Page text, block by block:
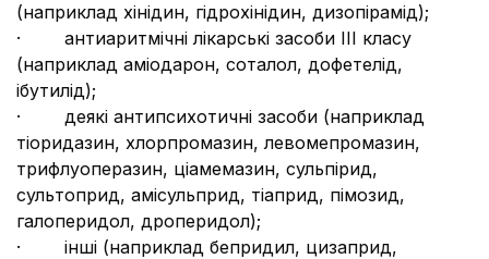
(наприклад хінідин, гідрохінідин, дизопірамід);
· антиаритмічні лікарські засоби ІІІ класу
(наприклад аміодарон, соталол, дофетелід,
ібутилід);
· деякі антипсихотичні засоби (наприклад
тіоридазин, хлорпромазин, левомепромазин,
трифлуоперазин, ціамемазин, сульпірид,
сультоприд, амісульприд, тіаприд, пімозид,
галоперидол, дроперидол);
· інші (наприклад бепридил, цизаприд,